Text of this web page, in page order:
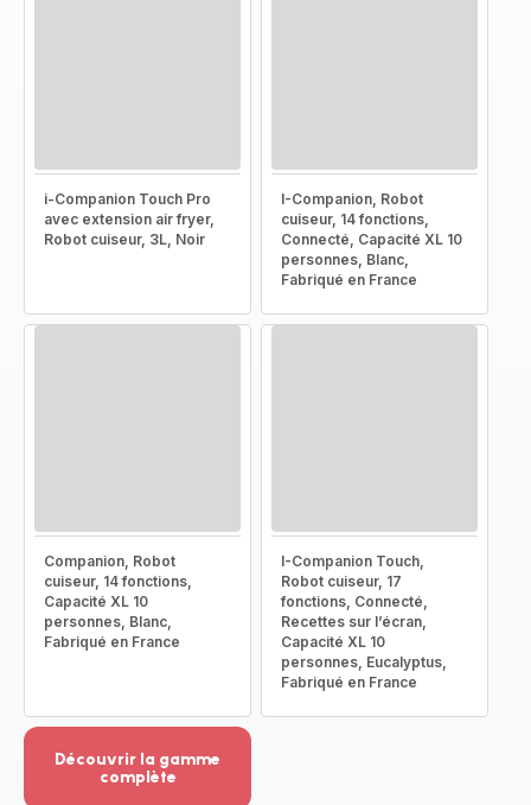
i-Companion Touch Pro
avec extension air fryer,
Robot cuiseur, 3L, Noir
I-Companion, Robot
cuiseur, 14 fonctions,
Connecté, Capacité XL 10
personnes, Blanc,
Fabriqué en France
Companion, Robot
cuiseur, 14 fonctions,
Capacité XL 10
personnes, Blanc,
Fabriqué en France
I-Companion Touch,
Robot cuiseur, 17
fonctions, Connecté,
Recettes sur l’écran,
Capacité XL 10
personnes, Eucalyptus,
Fabriqué en France
Découvrir la gamme
complète